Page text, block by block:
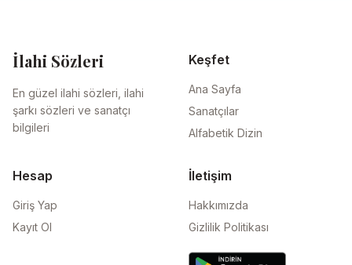
İlahi Sözleri
En güzel ilahi sözleri, ilahi
şarkı sözleri ve sanatçı
bilgileri
Keşfet
Ana Sayfa
Sanatçılar
Alfabetik Dizin
Hesap
Giriş Yap
Kayıt Ol
İletişim
Hakkımızda
Gizlilik Politikası